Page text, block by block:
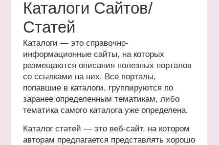
Каталоги Сайтов/
Статей
Каталоги — это справочно-
информационные сайты, на которых
размещаются описания полезных порталов
со ссылками на них. Все порталы,
попавшие в каталоги, группируются по
заранее определенным тематикам, либо
тематика самого каталога уже определена.
Каталог статей — это веб-сайт, на котором
авторам предлагается представлять хорошо